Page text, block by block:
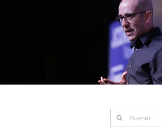
Buscar: